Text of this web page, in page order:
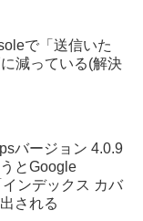
で「送信いた
減っている(解決
バージョン 4.0.9
とGoogle
ンデックス カバ
される